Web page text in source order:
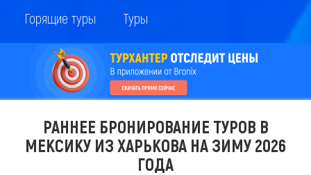
Горящие туры Туры
РАННЕЕ БРОНИРОВАНИЕ ТУРОВ В
МЕКСИКУ ИЗ ХАРЬКОВА НА ЗИМУ 2026
ГОДА